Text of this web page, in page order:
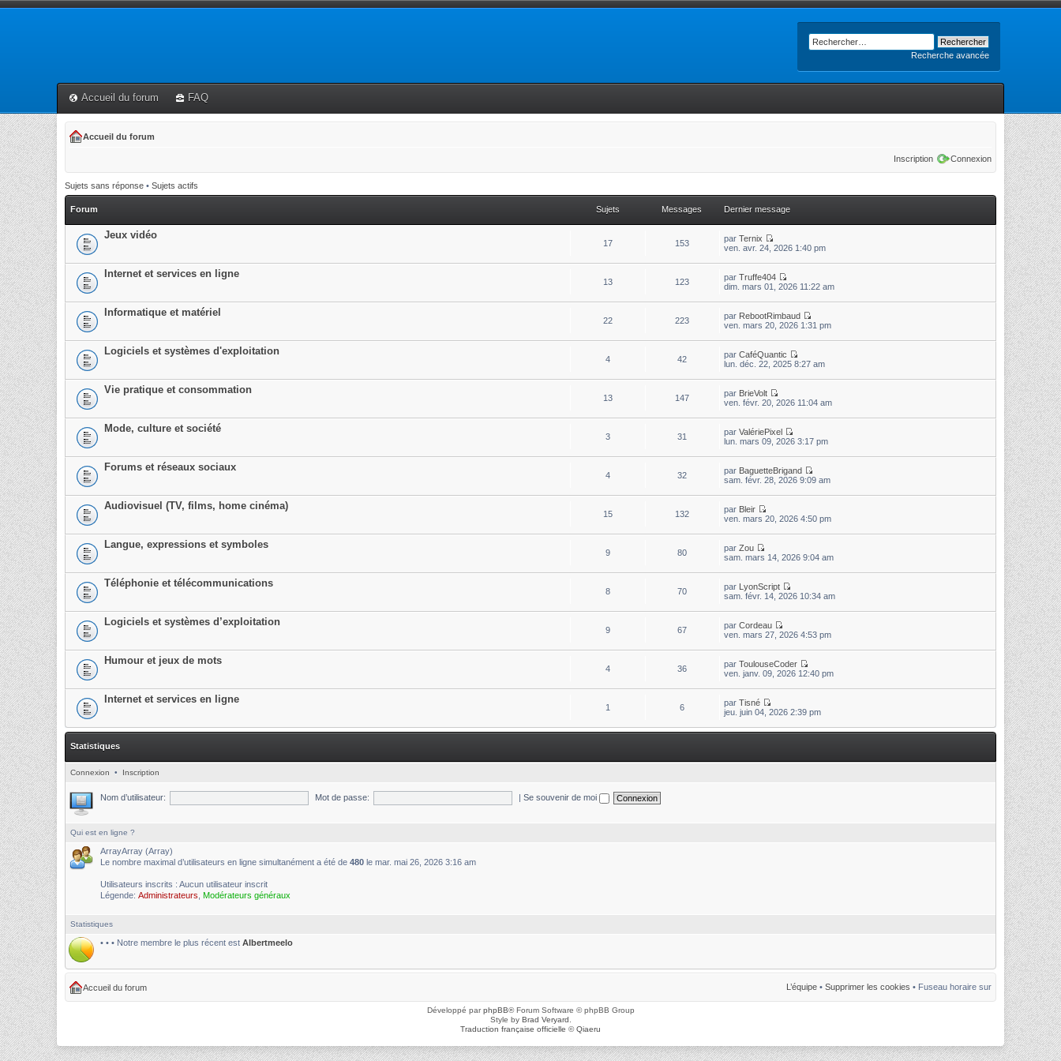
Recherche avancée
Accueil du forum FAQ
Accueil du forum
Inscription Connexion
Sujets sans réponse • Sujets actifs
Forum Sujets Messages Dernier message
Jeux vidéo
17 153 parTernix
ven. avr. 24, 2026 1:40 pm
Internet et services en ligne
13 123 parTruffe404
dim. mars 01, 2026 11:22 am
Informatique et matériel
22 223 par RebootRimbaud
ven. mars 20, 2026 1:31 pm
Logiciels et systèmes d'exploitation
4 42 parCaféQuantic
lun. déc. 22, 2025 8:27 am
Vie pratique et consommation
13 147 par BrieVolt
ven. févr. 20, 2026 11:04 am
Mode, culture et société
3 31 parValériePixel
lun. mars 09, 2026 3:17 pm
Forums et réseaux sociaux
4 32 par BaguetteBrigand
sam. févr. 28, 2026 9:09 am
Audiovisuel (TV, films, home cinéma)
15 132 par Bleir
ven. mars 20, 2026 4:50 pm
Langue, expressions et symboles
9 80 parZou
sam. mars 14, 2026 9:04 am
Téléphonie et télécommunications
8 70 par LyonScript
sam. févr. 14, 2026 10:34 am
Logiciels et systèmes d’exploitation
9 67 parCordeau
ven. mars 27, 2026 4:53 pm
Humour et jeux de mots
4 36 parToulouseCoder
ven. janv. 09, 2026 12:40 pm
Internet et services en ligne
1 6 parTisné
jeu. juin 04, 2026 2:39 pm
Statistiques
Connexion • Inscription
Nom d’utilisateur: Mot de passe: |Se souvenir de moi
Qui est en ligne ?
ArrayArray (Array)
Le nombre maximal d’utilisateurs en ligne simultanément a été de 480 le mar. mai 26, 2026 3:16 am
Utilisateurs inscrits : Aucun utilisateur inscrit
Légende: Administrateurs Modérateurs généraux
Statistiques
• • • Notre membre le plus récent est Albertmeelo
Accueil du forum L’équipe • Supprimer les cookies • Fuseau horaire sur
Développé parphpBB® Forum Software © phpBB Group
Style by Brad Veryard
Traduction française officielle ©Qiaeru